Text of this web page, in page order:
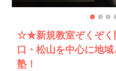
☆★新規教室ぞくぞ
口・松山を中心に地
塾！